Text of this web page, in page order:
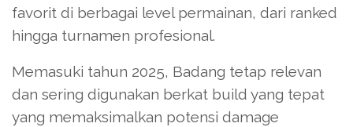
favorit di berbagai level permainan, dari ranked
hingga turnamen profesional.
Memasuki tahun 2025, Badang tetap relevan
dan sering digunakan berkat build yang tepat
yang memaksimalkan potensi damage